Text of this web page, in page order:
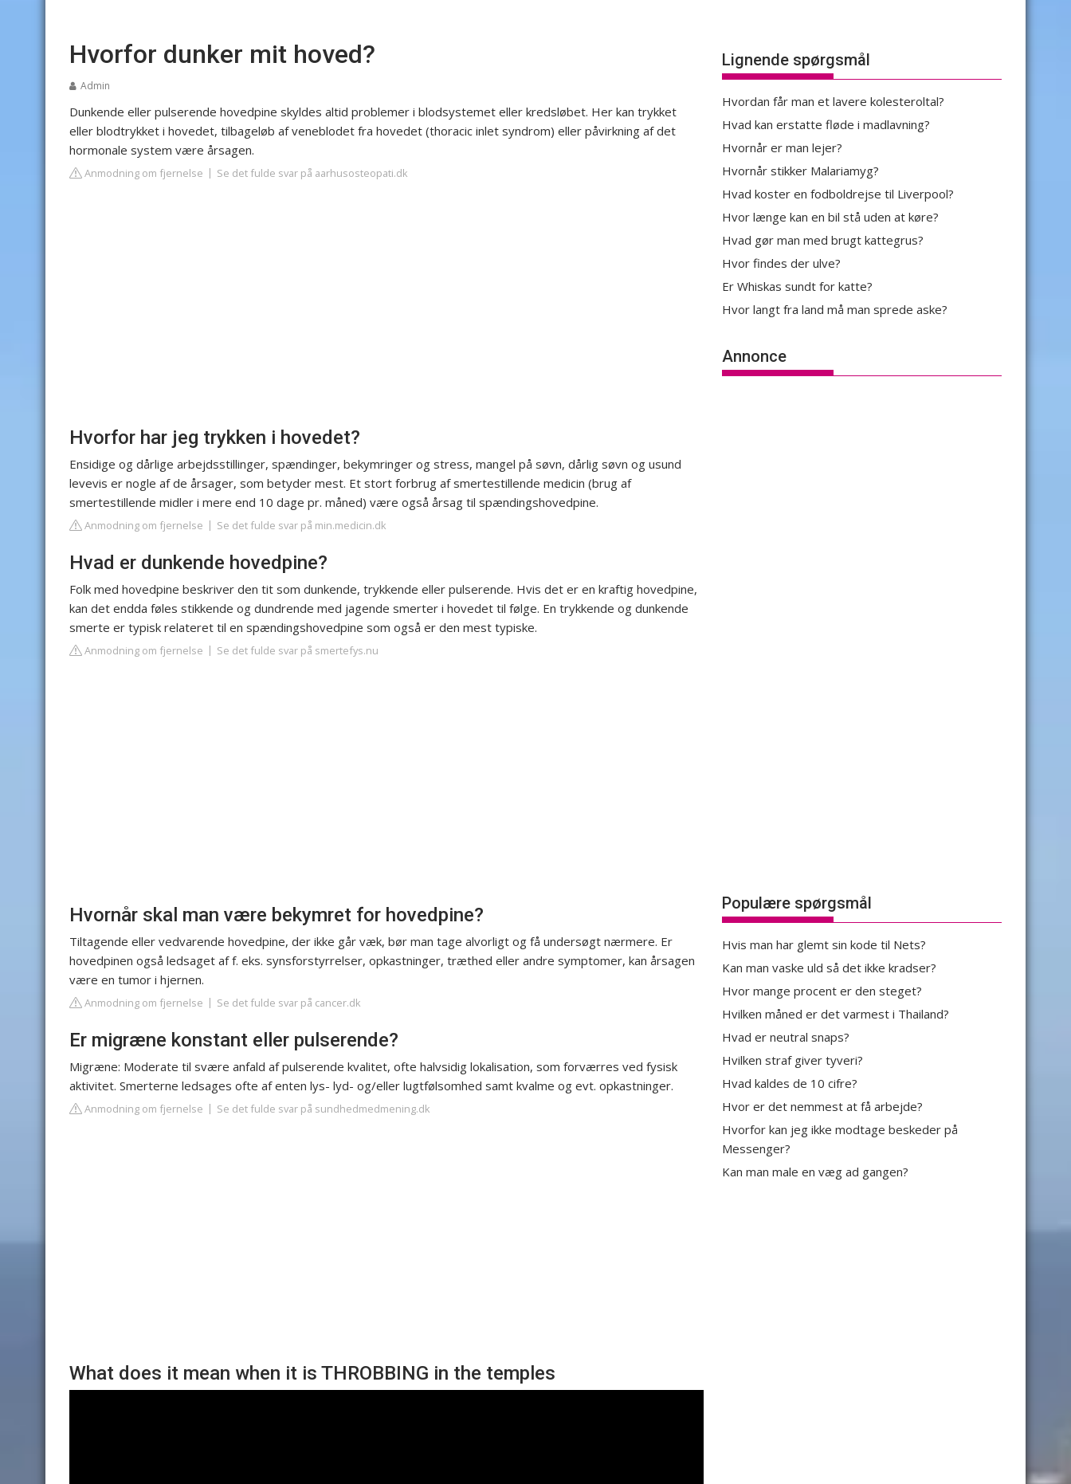
Hvorfor dunker mit hoved?
Admin
Dunkende eller pulserende hovedpine skyldes altid problemer i blodsystemet eller kredsløbet. Her kan trykket
eller blodtrykket i hovedet, tilbageløb af veneblodet fra hovedet (thoracic inlet syndrom) eller påvirkning af det
hormonale system være årsagen.
Anmodning om fjernelse Se det fulde svar på aarhusosteopati.dk
Hvorfor har jeg trykken i hovedet?
Ensidige og dårlige arbejdsstillinger, spændinger, bekymringer og stress, mangel på søvn, dårlig søvn og usund
levevis er nogle af de årsager, som betyder mest. Et stort forbrug af smertestillende medicin (brug af
smertestillende midler i mere end 10 dage pr. måned) være også årsag til spændingshovedpine.
Anmodning om fjernelse Se det fulde svar på min.medicin.dk
Hvad er dunkende hovedpine?
Folk med hovedpine beskriver den tit som dunkende, trykkende eller pulserende. Hvis det er en kraftig hovedpine,
kan det endda føles stikkende og dundrende med jagende smerter i hovedet til følge. En trykkende og dunkende
smerte er typisk relateret til en spændingshovedpine som også er den mest typiske.
Anmodning om fjernelse Se det fulde svar på smertefys.nu
Hvornår skal man være bekymret for hovedpine?
Tiltagende eller vedvarende hovedpine, der ikke går væk, bør man tage alvorligt og få undersøgt nærmere. Er
hovedpinen også ledsaget af f. eks. synsforstyrrelser, opkastninger, træthed eller andre symptomer, kan årsagen
være en tumor i hjernen.
Anmodning om fjernelse Se det fulde svar på cancer.dk
Er migræne konstant eller pulserende?
Migræne: Moderate til svære anfald af pulserende kvalitet, ofte halvsidig lokalisation, som forværres ved fysisk
aktivitet. Smerterne ledsages ofte af enten lys- lyd- og/eller lugtfølsomhed samt kvalme og evt. opkastninger.
Anmodning om fjernelse Se det fulde svar på sundhedmedmening.dk
What does it mean when it is THROBBING in the temples
Lignende spørgsmål
Hvordan får man et lavere kolesteroltal?
Hvad kan erstatte fløde i madlavning?
Hvornår er man lejer?
Hvornår stikker Malariamyg?
Hvad koster en fodboldrejse til Liverpool?
Hvor længe kan en bil stå uden at køre?
Hvad gør man med brugt kattegrus?
Hvor findes der ulve?
Er Whiskas sundt for katte?
Hvor langt fra land må man sprede aske?
Annonce
Populære spørgsmål
Hvis man har glemt sin kode til Nets?
Kan man vaske uld så det ikke kradser?
Hvor mange procent er den steget?
Hvilken måned er det varmest i Thailand?
Hvad er neutral snaps?
Hvilken straf giver tyveri?
Hvad kaldes de 10 cifre?
Hvor er det nemmest at få arbejde?
Hvorfor kan jeg ikke modtage beskeder på
Messenger?
Kan man male en væg ad gangen?